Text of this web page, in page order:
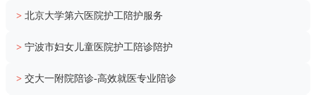
> 北京大学第六医院护工陪护服务
> 宁波市妇女儿童医院护工陪诊陪护
> 交大一附院陪诊-高效就医专业陪诊